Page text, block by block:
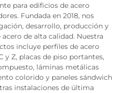
para edificios de acero
Fundada en 2018, nos
desarrollo, producción y
de alta calidad. Nuestra
incluye perfiles de acero
y Z, placas de piso portantes,
láminas metálicas
colorido y paneles sándwich
instalaciones de última